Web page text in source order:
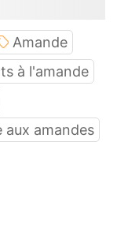
Amande
à l'amande
aux amandes